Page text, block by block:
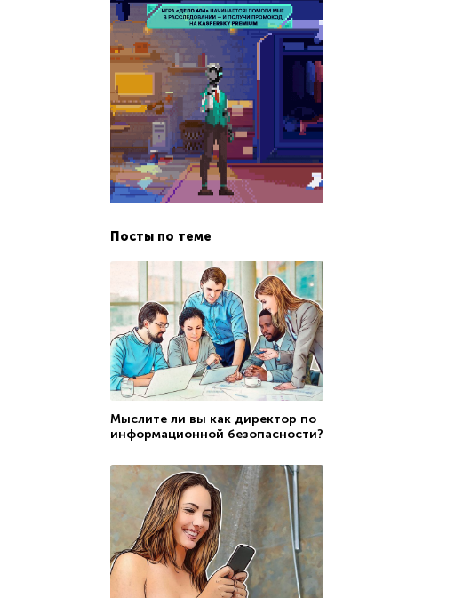
Посты по теме
Мыслите ли вы как директор по
информационной безопасности?